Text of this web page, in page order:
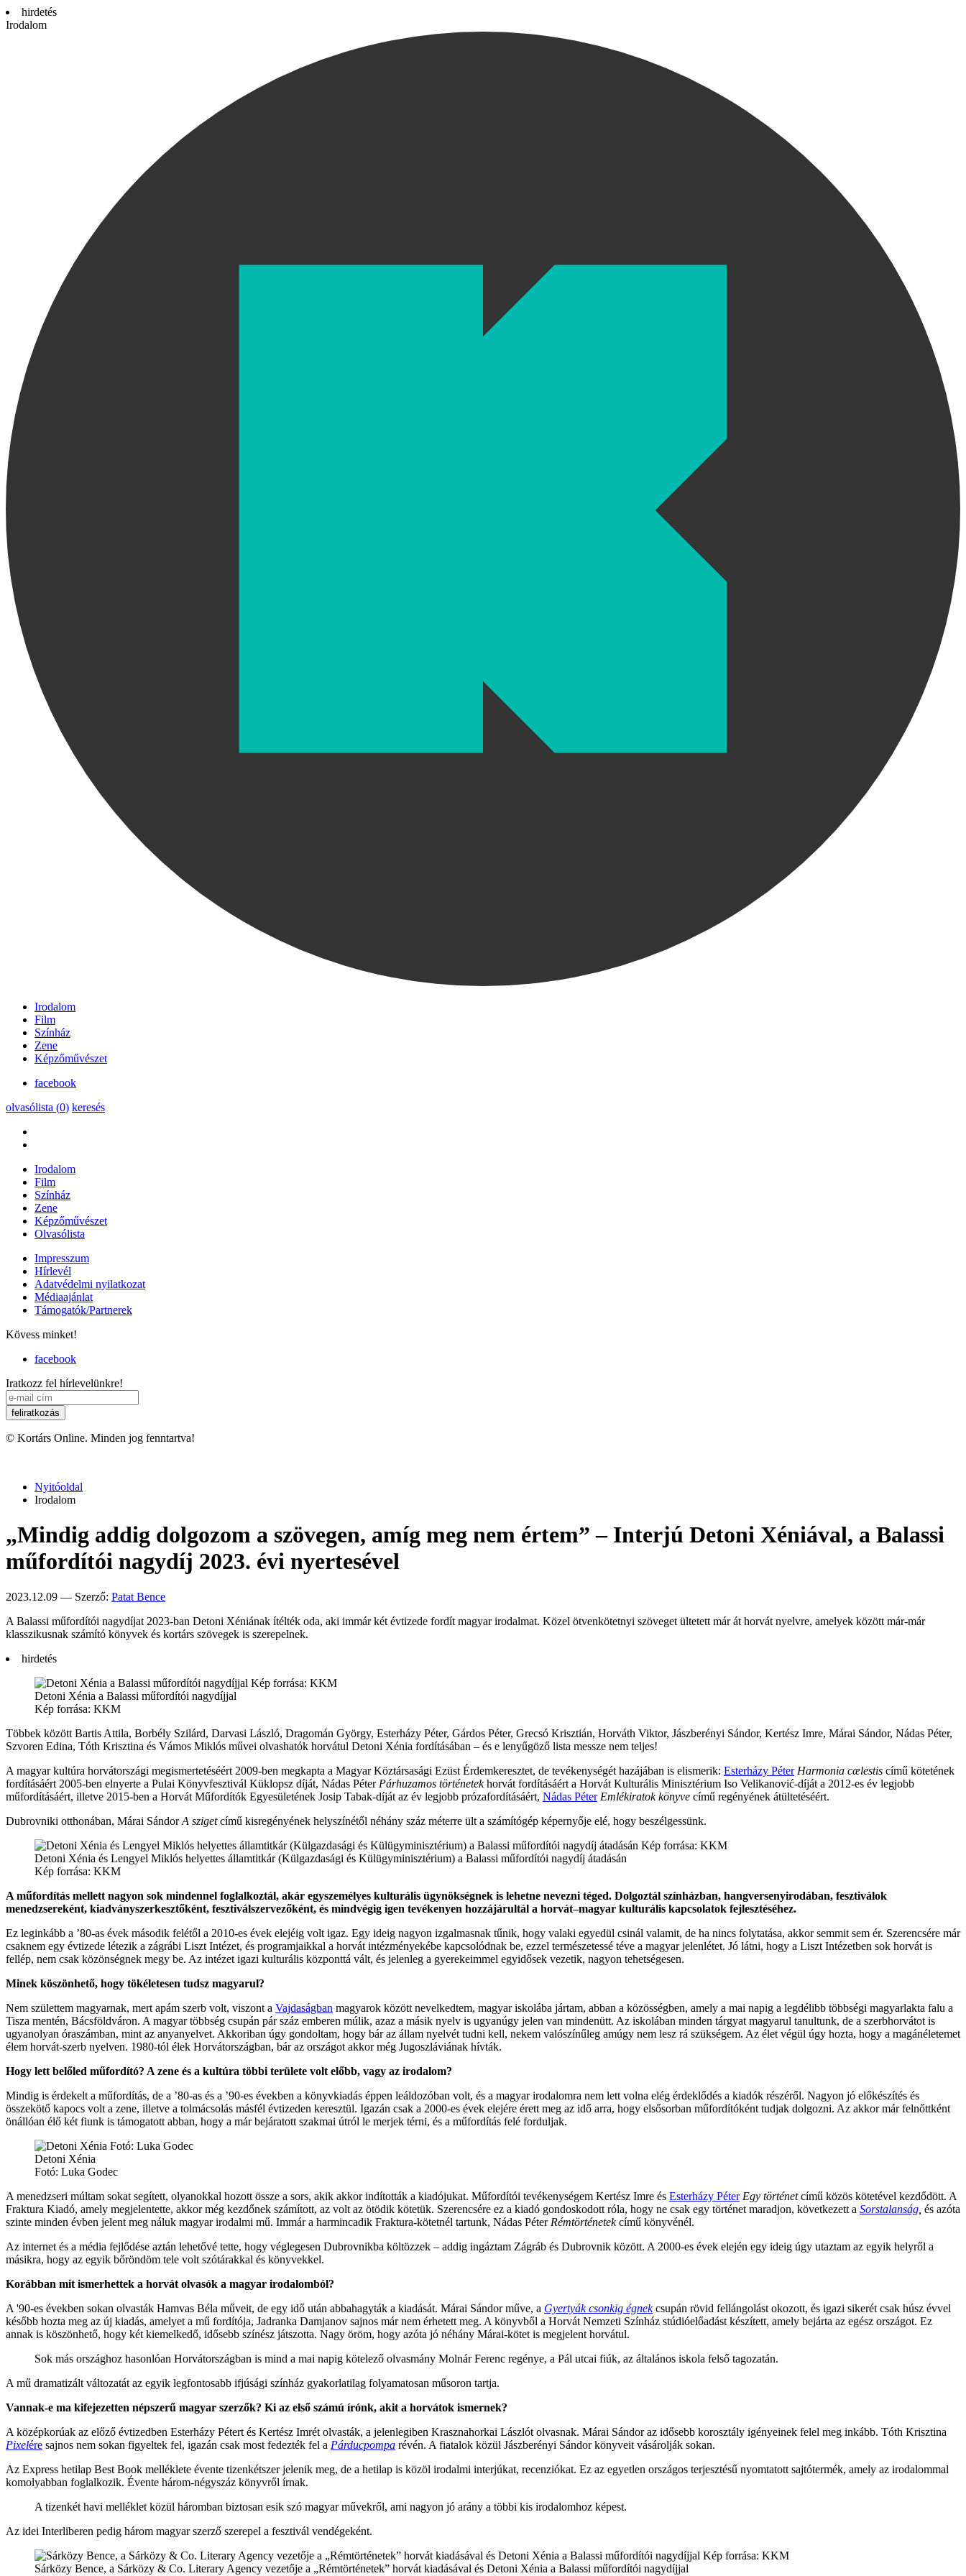
hirdetés
Irodalom
Irodalom
Film
Színház
Zene
Képzőművészet
facebook
olvasólista (0) keresés
Irodalom
Film
Színház
Zene
Képzőművészet
Olvasólista
Impresszum
Hírlevél
Adatvédelmi nyilatkozat
Médiaajánlat
Támogatók/Partnerek
Kövess minket!
facebook
Iratkozz fel hírlevelünkre!
© Kortárs Online. Minden jog fenntartva!
Nyitóoldal
Irodalom
„Mindig addig dolgozom a szövegen, amíg meg nem értem” – Interjú Detoni Xéniával, a Balassi
műfordítói nagydíj 2023. évi nyertesével
2023.12.09 — Szerző: Patat Bence
A Balassi műfordítói nagydíjat 2023-ban Detoni Xéniának ítélték oda, aki immár két évtizede fordít magyar irodalmat. Közel ötvenkötetnyi szöveget ültetett már át horvát nyelvre, amelyek között már-már
klasszikusnak számító könyvek és kortárs szövegek is szerepelnek.
hirdetés
Detoni Xénia a Balassi műfordítói nagydíjjal
Kép forrása: KKM
Többek között Bartis Attila, Borbély Szilárd, Darvasi László, Dragomán György, Esterházy Péter, Gárdos Péter, Grecsó Krisztián, Horváth Viktor, Jászberényi Sándor, Kertész Imre, Márai Sándor, Nádas Péter,
Szvoren Edina, Tóth Krisztina és Vámos Miklós művei olvashatók horvátul Detoni Xénia fordításában – és e lenyűgöző lista messze nem teljes!
A magyar kultúra horvátországi megismertetéséért 2009-ben megkapta a Magyar Köztársasági Ezüst Érdemkeresztet, de tevékenységét hazájában is elismerik: Esterházy Péter Harmonia cælestis című kötetének
fordításáért 2005-ben elnyerte a Pulai Könyvfesztivál Küklopsz díját, Nádas Péter Párhuzamos történetekhorvát fordításáért a Horvát Kulturális Minisztérium Iso Velikanović-díját a 2012-es év legjobb
műfordításáért, illetve 2015-ben a Horvát Műfordítók Egyesületének Josip Tabak-díját az év legjobb prózafordításáért, Nádas Péter Emlékiratok könyve című regényének átültetéséért.
Dubrovniki otthonában, Márai SándorA szigetcímű kisregényének helyszínétől néhány száz méterre ült a számítógép képernyője elé, hogy beszélgessünk.
Detoni Xénia és Lengyel Miklós helyettes államtitkár (Külgazdasági és Külügyminisztérium) a Balassi műfordítói nagydíj átadásán
Kép forrása: KKM
A műfordítás mellett nagyon sok mindennel foglalkoztál, akár egyszemélyes kulturális ügynökségnek is lehetne nevezni téged. Dolgoztál színházban, hangversenyirodában, fesztiválok
menedzsereként, kiadványszerkesztőként, fesztiválszervezőként, és mindvégig igen tevékenyen hozzájárultál a horvát–magyar kulturális kapcsolatok fejlesztéséhez.
Ez leginkább a ’80-as évek második felétől a 2010-es évek elejéig volt igaz. Egy ideig nagyon izgalmasnak tűnik, hogy valaki egyedül csinál valamit, de ha nincs folytatása, akkor semmit sem ér. Szerencsére már
csaknem egy évtizede létezik a zágrábi Liszt Intézet, és programjaikkal a horvát intézményekébe kapcsolódnak be, ezzel természetessé téve a magyar jelenlétet. Jó látni, hogy a Liszt Intézetben sok horvát is
fellép, nem csak közönségnek megy be. Az intézet igazi kulturális központtá vált, és jelenleg a gyerekeimmel egyidősek vezetik, nagyon tehetségesen.
Minek köszönhető, hogy tökéletesen tudsz magyarul?
Nem születtem magyarnak, mert apám szerb volt, viszont a Vajdaságban magyarok között nevelkedtem, magyar iskolába jártam, abban a közösségben, amely a mai napig a legdélibb többségi magyarlakta falu a
Tisza mentén, Bácsföldváron. A magyar többség csupán pár száz emberen múlik, azaz a másik nyelv is ugyanúgy jelen van mindenütt. Az iskolában minden tárgyat magyarul tanultunk, de a szerbhorvátot is
ugyanolyan óraszámban, mint az anyanyelvet. Akkoriban úgy gondoltam, hogy bár az állam nyelvét tudni kell, nekem valószínűleg amúgy nem lesz rá szükségem. Az élet végül úgy hozta, hogy a magánéletemet
élem horvát-szerb nyelven. 1980-tól élek Horvátországban, bár az országot akkor még Jugoszláviának hívták.
Hogy lett belőled műfordító? A zene és a kultúra többi területe volt előbb, vagy az irodalom?
Mindig is érdekelt a műfordítás, de a ’80-as és a ’90-es években a könyvkiadás éppen leáldozóban volt, és a magyar irodalomra nem lett volna elég érdeklődés a kiadók részéről. Nagyon jó előkészítés és
összekötő kapocs volt a zene, illetve a tolmácsolás másfél évtizeden keresztül. Igazán csak a 2000-es évek elejére érett meg az idő arra, hogy elsősorban műfordítóként tudjak dolgozni. Az akkor már felnőttként
önállóan élő két fiunk is támogatott abban, hogy a már bejáratott szakmai útról le merjek térni, és a műfordítás felé forduljak.
Detoni Xénia
Fotó: Luka Godec
A menedzseri múltam sokat segített, olyanokkal hozott össze a sors, akik akkor indították a kiadójukat. Műfordítói tevékenységem Kertész Imre és Esterházy Péter Egy történetcímű közös kötetével kezdődött. A
Fraktura Kiadó, amely megjelentette, akkor még kezdőnek számított, az volt az ötödik kötetük. Szerencsére ez a kiadó gondoskodott róla, hogy ne csak egy történet maradjon, következett a Sorstalanság és azóta
szinte minden évben jelent meg náluk magyar irodalmi mű. Immár a harmincadik Fraktura-kötetnél tartunk, Nádas Péter Rémtörténetekcímű könyvénél.
Az internet és a média fejlődése aztán lehetővé tette, hogy véglegesen Dubrovnikba költözzek – addig ingáztam Zágráb és Dubrovnik között. A 2000-es évek elején egy ideig úgy utaztam az egyik helyről a
másikra, hogy az egyik bőröndöm tele volt szótárakkal és könyvekkel.
Korábban mit ismerhettek a horvát olvasók a magyar irodalomból?
A '90-es években sokan olvasták Hamvas Béla műveit, de egy idő után abbahagyták a kiadását. Márai Sándor műve, a Gyertyák csonkig égnekcsupán rövid fellángolást okozott, és igazi sikerét csak húsz évvel
később hozta meg az új kiadás, amelyet a mű fordítója, Jadranka Damjanov sajnos már nem érhetett meg. A könyvből a Horvát Nemzeti Színház stúdióelőadást készített, amely bejárta az egész országot. Ez
annak is köszönhető, hogy két kiemelkedő, idősebb színész játszotta. Nagy öröm, hogy azóta jó néhány Márai-kötet is megjelent horvátul.
Sok más országhoz hasonlóan Horvátországban is mind a mai napig kötelező olvasmány Molnár Ferenc regénye, a Pál utcai fiúk, az általános iskola felső tagozatán.
A mű dramatizált változatát az egyik legfontosabb ifjúsági színház gyakorlatilag folyamatosan műsoron tartja.
Vannak-e ma kifejezetten népszerű magyar szerzők? Ki az első számú írónk, akit a horvátok ismernek?
A középkorúak az előző évtizedben Esterházy Pétert és Kertész Imrét olvasták, a jelenlegiben Krasznahorkai Lászlót olvasnak. Márai Sándor az idősebb korosztály igényeinek felel meg inkább. Tóth Krisztina
Pixelére sajnos nem sokan figyeltek fel, igazán csak most fedezték fel a Párducpompa révén. A fiatalok közül Jászberényi Sándor könyveit vásárolják sokan.
Az Express hetilap Best Book melléklete évente tizenkétszer jelenik meg, de a hetilap is közöl irodalmi interjúkat, recenziókat. Ez az egyetlen országos terjesztésű nyomtatott sajtótermék, amely az irodalommal
komolyabban foglalkozik. Évente három-négyszáz könyvről írnak.
A tizenkét havi melléklet közül háromban biztosan esik szó magyar művekről, ami nagyon jó arány a többi kis irodalomhoz képest.
Az idei Interliberen pedig három magyar szerző szerepel a fesztivál vendégeként.
Sárközy Bence, a Sárközy & Co. Literary Agency vezetője a „Rémtörténetek” horvát kiadásával és Detoni Xénia a Balassi műfordítói nagydíjjal